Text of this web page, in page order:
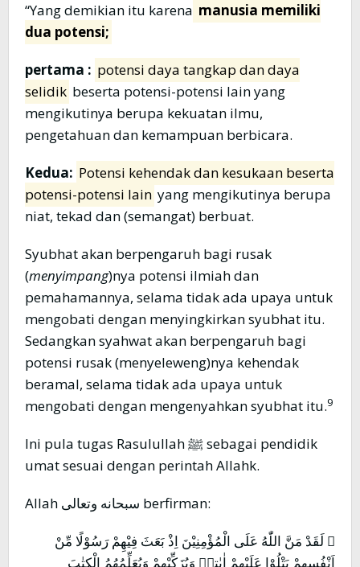
“Yang demikian itu karena manusia memiliki
dua potensi;
pertama : potensi daya tangkap dan daya
selidik beserta potensi-potensi lain yang
mengikutinya berupa kekuatan ilmu,
pengetahuan dan kemampuan berbicara.
Kedua: Potensi kehendak dan kesukaan beserta
potensi-potensi lain yang mengikutinya berupa
niat, tekad dan (semangat) berbuat.
Syubhat akan berpengaruh bagi rusak
(menyimpang)nya potensi ilmiah dan
pemahamannya, selama tidak ada upaya untuk
mengobati dengan menyingkirkan syubhat itu.
Sedangkan syahwat akan berpengaruh bagi
potensi rusak (menyeleweng)nya kehendak
beramal, selama tidak ada upaya untuk
mengobati dengan mengenyahkan syubhat itu.9
Ini pula tugas Rasulullah ﷺ sebagai pendidik
umat sesuai dengan perintah Allahk.
Allah سبحانه وتعالى berfirman:
﴿ لَقَدْ مَنَّ اللّٰهُ عَلَى الْمُؤْمِنِيْنَ اِذْ بَعَثَ فِيْهِمْ رَسُوْلًا مِّنْ
اَنْفُسِهِمْ يَتْلُوْا عَلَيْهِمْ اٰيٰتِهٖ وَيُزَكِّيْهِمْ وَيُعَلِّمُهُمُ الْكِتٰبَ